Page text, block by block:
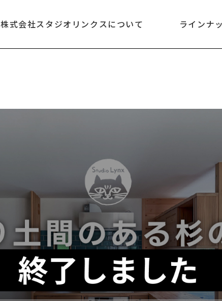
株式会社スタジオリンクスについて ラインナ